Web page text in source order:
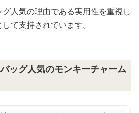
人気の理由である実用性を重視し
て支持されています。
ッグ人気のモンキーチャーム